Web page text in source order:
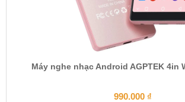
Máy nghe nhạc Android AGPTEK 4in
990.000 ₫